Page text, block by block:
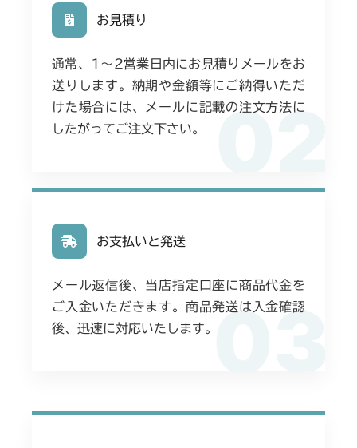
02
お見積り
通常、1〜2営業日内にお見積りメールをお
送りします。納期や金額等にご納得いただ
けた場合には、メールに記載の注文方法に
したがってご注文下さい。
03
お支払いと発送
メール返信後、当店指定口座に商品代金を
ご入金いただきます。商品発送は入金確認
後、迅速に対応いたします。